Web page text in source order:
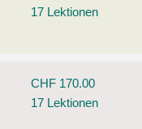
17 Lektionen
CHF 170.00
17 Lektionen